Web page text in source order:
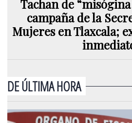
Tachan de
campaña de la
Mujeres en Tlaxcala;
DE ÚLTIMA HORA